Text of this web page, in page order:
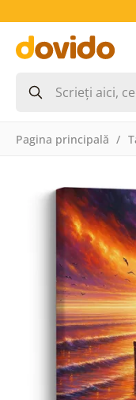
Pagina principală